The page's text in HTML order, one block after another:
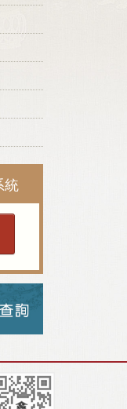
統